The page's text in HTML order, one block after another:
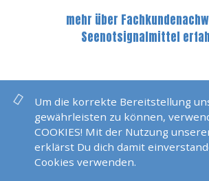
mehr über
Seenotsignalmittel
NOCH
Um die korrekte Bereitstellung
gewährleisten zu können,
COOKIES! Mit der Nutzung
erklärst Du dich damit
Cookies verwenden.